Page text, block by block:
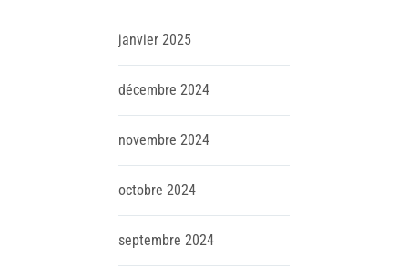
janvier 2025
décembre 2024
novembre 2024
octobre 2024
septembre 2024